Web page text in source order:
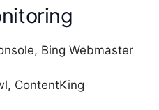
Bing Webmaster
ContentKing